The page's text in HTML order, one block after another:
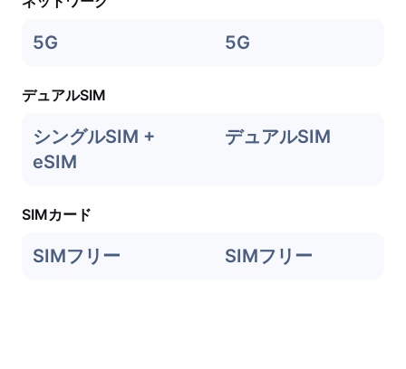
5G 5G
デュアルSIM
シングルSIM +
eSIM
デュアルSIM
SIMカード
SIMフリー SIMフリー